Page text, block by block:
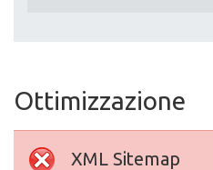
Ottimizzazione
XML Sitemap